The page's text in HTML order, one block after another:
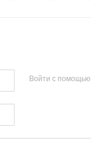
Войти с помощью